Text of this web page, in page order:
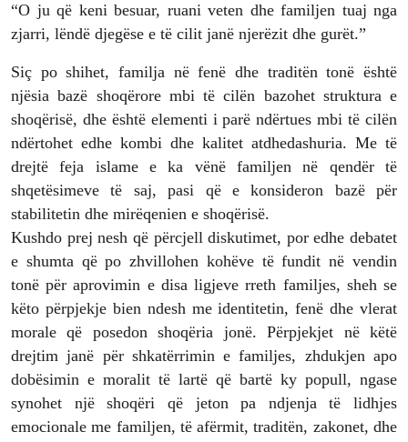
“O ju që keni besuar, ruani veten dhe familjen tuaj nga
zjarri, lëndë djegëse e të cilit janë njerëzit dhe gurët.”
Siç po shihet, familja në fenë dhe traditën tonë është
njësia bazë shoqërore mbi të cilën bazohet struktura e
shoqërisë, dhe është elementi i parë ndërtues mbi të cilën
ndërtohet edhe kombi dhe kalitet atdhedashuria. Me të
drejtë feja islame e ka vënë familjen në qendër të
shqetësimeve të saj, pasi që e konsideron bazë për
stabilitetin dhe mirëqenien e shoqërisë.
Kushdo prej nesh që përcjell diskutimet, por edhe debatet
e shumta që po zhvillohen kohëve të fundit në vendin
tonë për aprovimin e disa ligjeve rreth familjes, sheh se
këto përpjekje bien ndesh me identitetin, fenë dhe vlerat
morale që posedon shoqëria jonë. Përpjekjet në këtë
drejtim janë për shkatërrimin e familjes, zhdukjen apo
dobësimin e moralit të lartë që bartë ky popull, ngase
synohet një shoqëri që jeton pa ndjenja të lidhjes
emocionale me familjen, të afërmit, traditën, zakonet, dhe